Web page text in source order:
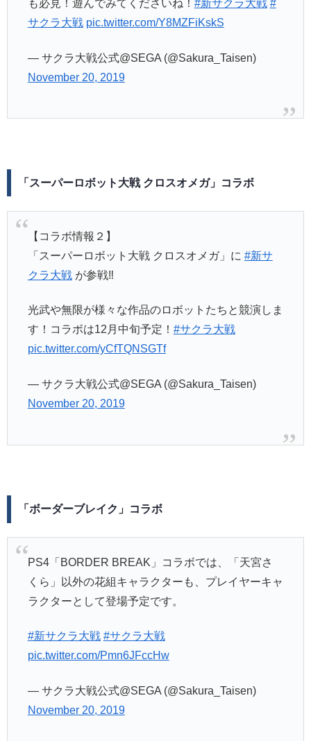
も必見！遊んでみてくださいね！ #新サクラ大戦 #
サクラ大戦 pic.twitter.com/Y8MZFiKskS
— サクラ大戦公式@SEGA (@Sakura_Taisen)
November 20, 2019
「スーパーロボット大戦 クロスオメガ」コラボ
【コラボ情報２】
「スーパーロボット大戦 クロスオメガ」に #新サ
クラ大戦が参戦‼
光武や無限が様々な作品のロボットたちと競演しま
す！コラボは12月中旬予定！ #サクラ大戦
pic.twitter.com/yCfTQNSGTf
— サクラ大戦公式@SEGA (@Sakura_Taisen)
November 20, 2019
「ボーダーブレイク」コラボ
PS4「BORDER BREAK」コラボでは、「天宮さ
くら」以外の花組キャラクターも、プレイヤーキャ
ラクターとして登場予定です。
#新サクラ大戦 #サクラ大戦
pic.twitter.com/Pmn6JFccHw
— サクラ大戦公式@SEGA (@Sakura_Taisen)
November 20, 2019